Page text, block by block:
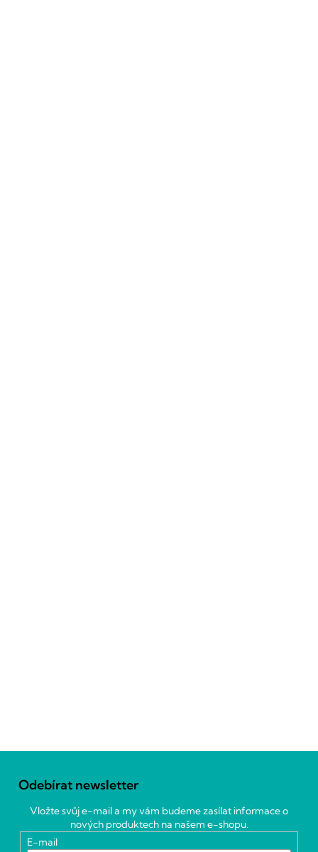
Odebírat newsletter
Vložte svůj e-mail a my vám budeme zasílat informace o
nových produktech na našem e-shopu.
E-mail